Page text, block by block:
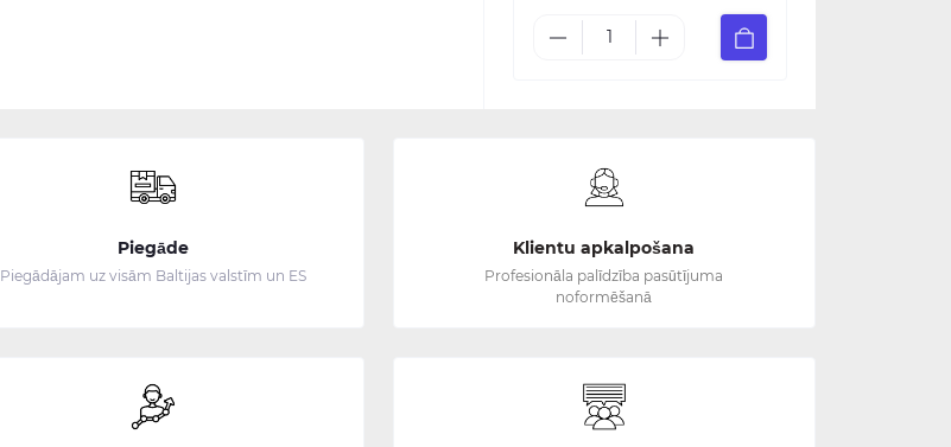
Piegāde
Piegādājam uz visām Baltijas valstīm un ES
Klientu apkalpošana
Profesionāla palīdzība pasūtījuma
noformēšanā